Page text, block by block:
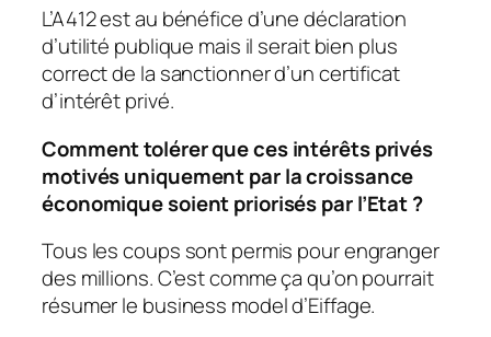
L’A412 est au bénéfice d’une déclaration
d’utilité publique mais il serait bien plus
correct de la sanctionner d’un certificat
d’intérêt privé.
Comment tolérer que ces intérêts privés
motivés uniquement par la croissance
économique soient priorisés par l’Etat ?
Tous les coups sont permis pour engranger
des millions. C’est comme ça qu’on pourrait
résumer le business model d’Eiffage.